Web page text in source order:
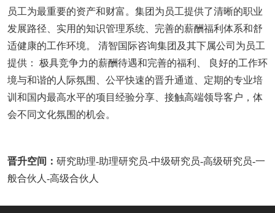
员工为最重要的资产和财富。集团为员工提供了清晰的职业
发展路径、实用的知识管理系统、完善的薪酬福利体系和舒
适健康的工作环境。 清智国际咨询集团及其下属公司为员工
提供： 极具竞争力的薪酬待遇和完善的福利、 良好的工作环
境与和谐的人际氛围、公平快速的晋升通道、定期的专业培
训和国内最高水平的项目经验分享、接触高端领导客户，体
会不同文化氛围的机会。
晋升空间： 研究助理-助理研究员-中级研究员-高级研究员-一
般合伙人-高级合伙人